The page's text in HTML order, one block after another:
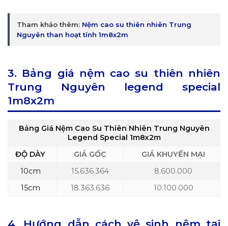
Tham khảo thêm: Nệm cao su thiên nhiên Trung
Nguyên than hoạt tính 1m8x2m
3. Bảng giá nệm cao su thiên nhiên
Trung Nguyên legend special
1m8x2m
Bảng Giá Nệm Cao Su Thiên Nhiên Trung Nguyên
Legend Special 1m8x2m
ĐỘ DÀY
GIÁ GỐC
GIÁ KHUYẾN MẠI
10cm
15.636.364
8.600.000
15cm
18.363.636 10.100.000